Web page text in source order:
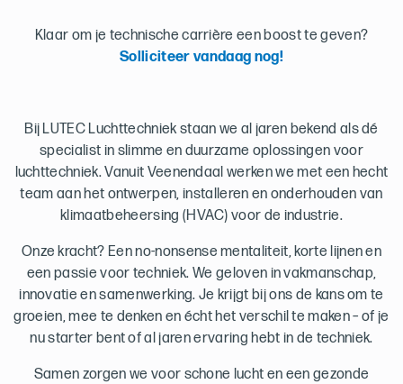
Klaar om je technische carrière een boost te geven?
Solliciteer vandaag nog!
Bij LUTEC Luchttechniek staan we al jaren bekend als dé
specialist in slimme en duurzame oplossingen voor
luchttechniek. Vanuit Veenendaal werken we met een hecht
team aan het ontwerpen, installeren en onderhouden van
klimaatbeheersing (HVAC) voor de industrie.
Onze kracht? Een no-nonsense mentaliteit, korte lijnen en
een passie voor techniek. We geloven in vakmanschap,
innovatie en samenwerking. Je krijgt bij ons de kans om te
groeien, mee te denken en écht het verschil te maken – of je
nu starter bent of al jaren ervaring hebt in de techniek.
Samen zorgen we voor schone lucht en een gezonde